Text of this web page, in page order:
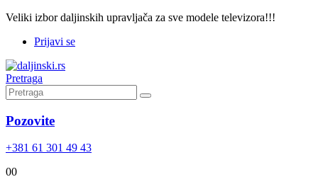
Veliki izbor daljinskih upravljača za sve modele televizora!!!
Prijavi se
Pretraga
Pozovite
+381 61 301 49 43
00